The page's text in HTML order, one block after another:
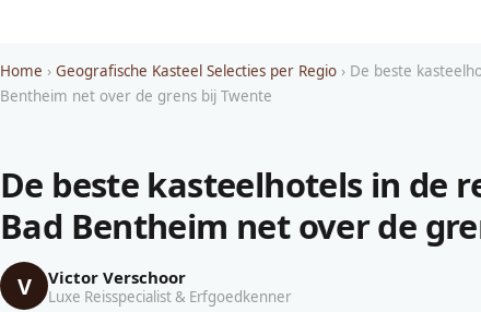
Home › Geografische Kasteel Selecties per Regio › De beste
Bentheim net over de grens bij Twente
De beste kasteelhotels in de
Bad Bentheim net over de
V Victor Verschoor
Luxe Reisspecialist & Erfgoedkenner